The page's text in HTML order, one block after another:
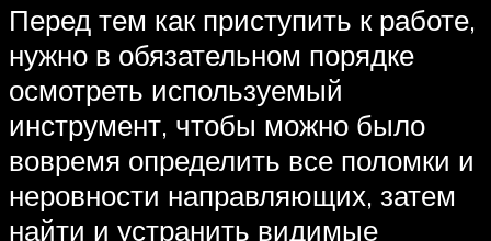
Перед тем как приступить к работе,
нужно в обязательном порядке
осмотреть используемый
инструмент, чтобы можно было
вовремя определить все поломки и
неровности направляющих, затем
найти и устранить видимые